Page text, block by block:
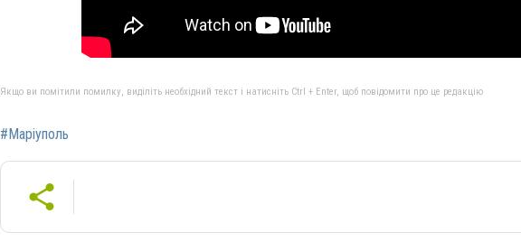
Якщо ви помітили помилку, виділіть необхідний текст і натисніть Ctrl + Enter, щоб повідомити про це редакцію
#Маріуполь